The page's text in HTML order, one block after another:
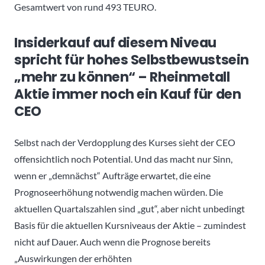
Gesamtwert von rund 493 TEURO.
Insiderkauf auf diesem Niveau
spricht für hohes Selbstbewustsein
„mehr zu können“ – Rheinmetall
Aktie immer noch ein Kauf für den
CEO
Selbst nach der Verdopplung des Kurses sieht der CEO
offensichtlich noch Potential. Und das macht nur Sinn,
wenn er „demnächst“ Aufträge erwartet, die eine
Prognoseerhöhung notwendig machen würden. Die
aktuellen Quartalszahlen sind „gut“, aber nicht unbedingt
Basis für die aktuellen Kursniveaus der Aktie – zumindest
nicht auf Dauer. Auch wenn die Prognose bereits
„Auswirkungen der erhöhten